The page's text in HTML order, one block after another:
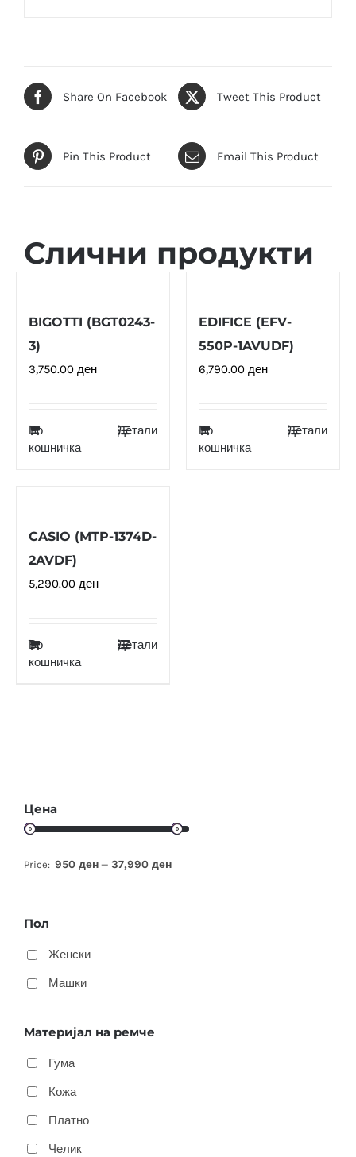
Share On Facebook Tweet This Product
Pin This Product Email This Product
Слични продукти
BIGOTTI (BGT0243-
3)
3,750.00 ден
Во
кошничка
Детали
EDIFICE (EFV-
550P-1AVUDF)
6,790.00 ден
Во
кошничка
Детали
CASIO (MTP-1374D-
2AVDF)
5,290.00 ден
Во
кошничка
Детали
Цена
Price: 950 ден — 37,990 ден
Пол
Женски
Машки
Материјал на ремче
Гума
Кожа
Платно
Челик